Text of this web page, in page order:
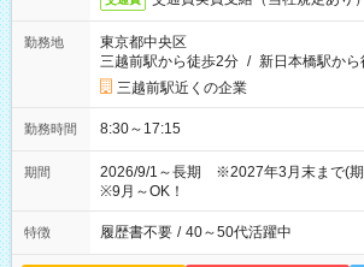
勤務地
東京都中央区
三越前駅から徒歩2分 / 新日本橋駅か
三越前駅近くの企業
勤務時間 8:30～17:15
期間
2026/9/1～長期 ※2027年3月末まで(
※9月～OK！
特徴 履歴書不要 / 40～50代活躍中